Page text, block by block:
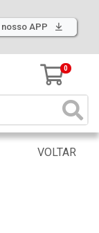
nosso APP
0
VOLTAR